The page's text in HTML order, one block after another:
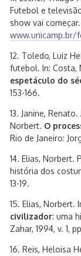
Futebol e
show vai
www.unicamp.br/
12. Toledo, Luiz
futebol. In: Costa,
espetáculo do
153-166.
13. Janine,
Norbert. O
Rio de Janeiro:
14. Elias, Norbert.
história dos
13-19.
15. Elias, Norbert.
civilizador: uma
Zahar, 1994, v. 1,
16. Reis, Heloisa